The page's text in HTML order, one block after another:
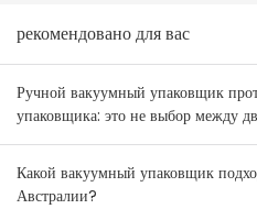
рекомендовано для вас
Ручной вакуумный упаковщик
упаковщика: это не выбор между
комбинирования товаров для
Зеландии.
Какой вакуумный упаковщик
Австралии?